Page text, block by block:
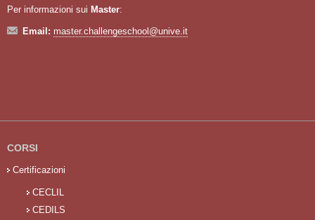
Per informazioni sui Master:
Email: master.challengeschool@unive.it
CORSI
Certificazioni
CECLIL
CEDILS